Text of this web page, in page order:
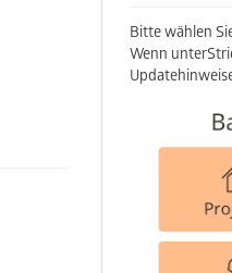
Bitte wählen
Wenn